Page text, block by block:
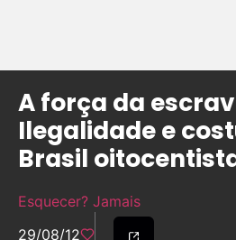
A força da
Ilegalidade e
Brasil
Esquecer? Jamais
29/08/12